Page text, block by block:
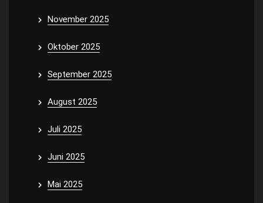
November 2025
Oktober 2025
September 2025
August 2025
Juli 2025
Juni 2025
Mai 2025